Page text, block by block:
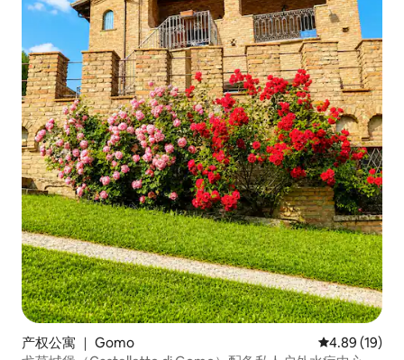
产权公寓 ｜ Gomo 平均评分
4.89 (19)